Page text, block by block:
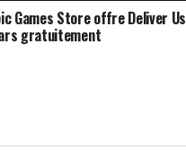
Games Store offre Deliver Us
gratuitement